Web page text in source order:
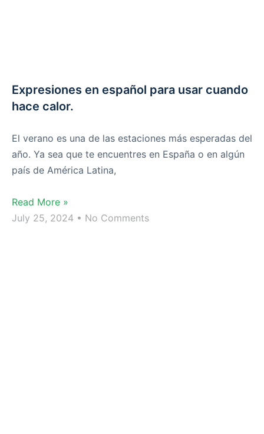
Expresiones en español para usar cuando
hace calor.
El verano es una de las estaciones más esperadas del
año. Ya sea que te encuentres en España o en algún
país de América Latina,
Read More »
July 25, 2024
No Comments